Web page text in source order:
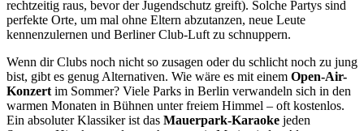
rechtzeitig raus, bevor der Jugendschutz greift). Solche Partys sind
perfekte Orte, um mal ohne Eltern abzutanzen, neue Leute
kennenzulernen und Berliner Club-Luft zu schnuppern.
Wenn dir Clubs noch nicht so zusagen oder du schlicht noch zu jung
bist, gibt es genug Alternativen. Wie wäre es mit einem Open-Air-
Konzert im Sommer? Viele Parks in Berlin verwandeln sich in den
warmen Monaten in Bühnen unter freiem Himmel – oft kostenlos.
Ein absoluter Klassiker ist das Mauerpark-Karaoke jeden